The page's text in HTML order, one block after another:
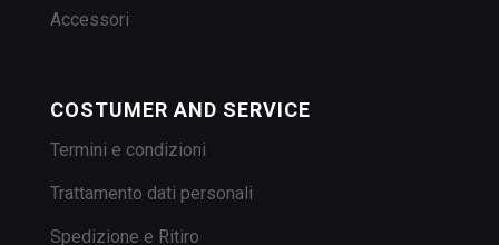
Accessori
COSTUMER AND SERVICE
Termini e condizioni
Trattamento dati personali
Spedizione e Ritiro